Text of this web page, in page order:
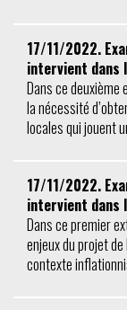
17/11/2022.
intervient dans
Dans ce
la nécessité
locales qui jouent
17/11/2022.
intervient dans
Dans ce premier
enjeux du projet
contexte